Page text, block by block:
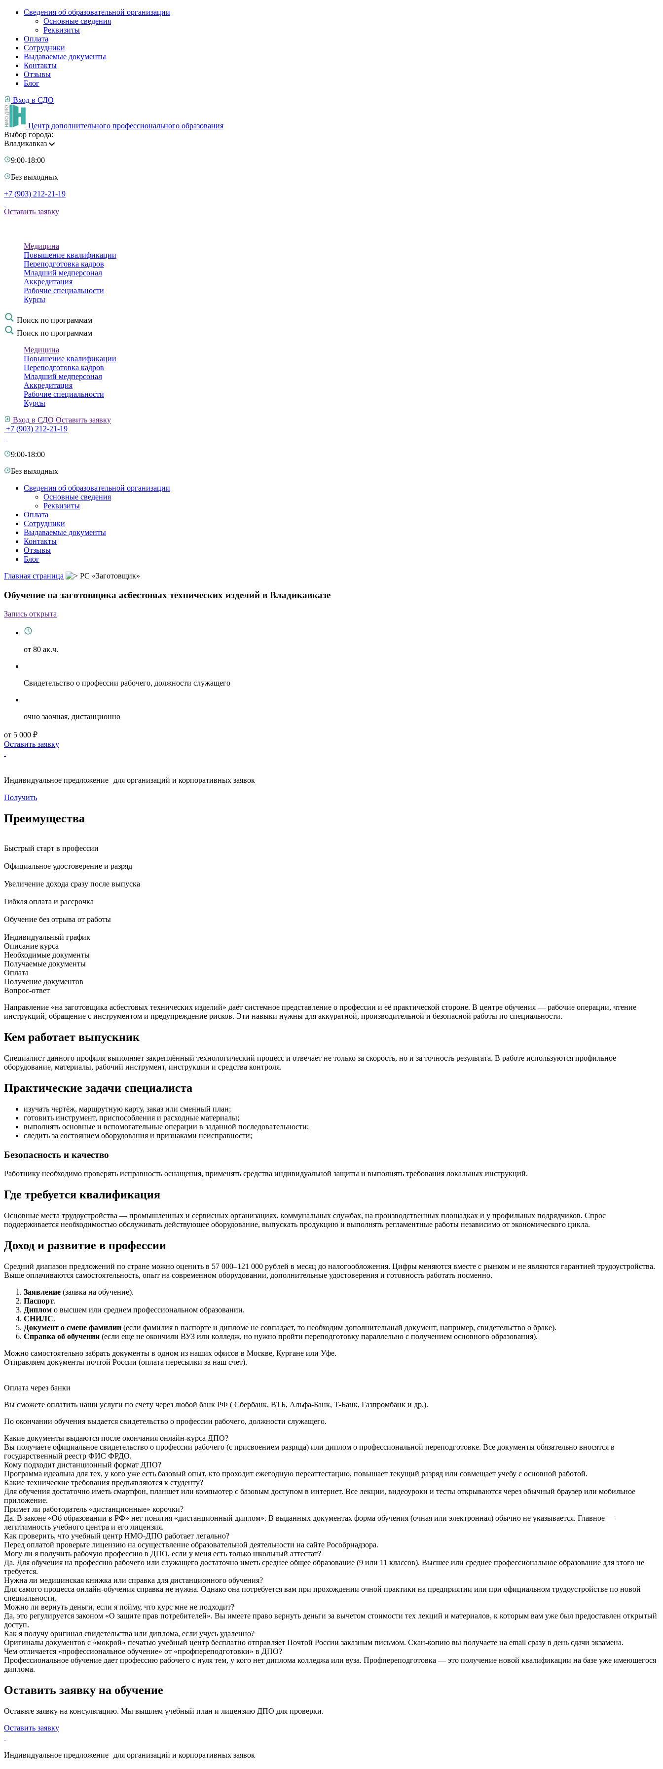
Сведения об образовательной организации
Основные сведения
Реквизиты
Оплата
Сотрудники
Выдаваемые документы
Контакты
Отзывы
Блог
Вход в СДО
Центр дополнительного профессионального образования
Выбор города:
Владикавказ
9:00-18:00
Без выходных
+7 (903) 212-21-19
Оставить заявку
Медицина
Повышение квалификации
Переподготовка кадров
Младший медперсонал
Аккредитация
Рабочие специальности
Курсы
Поиск по программам
Поиск по программам
Медицина
Повышение квалификации
Переподготовка кадров
Младший медперсонал
Аккредитация
Рабочие специальности
Курсы
Вход в СДО Оставить заявку
+7 (903) 212-21-19
9:00-18:00
Без выходных
Сведения об образовательной организации
Основные сведения
Реквизиты
Оплата
Сотрудники
Выдаваемые документы
Контакты
Отзывы
Блог
Главная страница
РС «Заготовщик»
Обучение на заготовщика асбестовых технических изделий в Владикавказе
Запись открыта
от 80 ак.ч.
Свидетельство о профессии рабочего, должности служащего
очно заочная, дистанционно
от 5 000 ₽
Оставить заявку
Индивидуальное предложение для организаций и корпоративных заявок
Получить
Преимущества
Быстрый старт в профессии
Официальное удостоверение и разряд
Увеличение дохода сразу после выпуска
Гибкая оплата и рассрочка
Обучение без отрыва от работы
Индивидуальный график
Описание курса
Необходимые документы
Получаемые документы
Оплата
Получение документов
Вопрос-ответ
Направление «на заготовщика асбестовых технических изделий» даёт системное представление о профессии и её практической стороне. В центре обучения — рабочие операции, чтение
инструкций, обращение с инструментом и предупреждение рисков. Эти навыки нужны для аккуратной, производительной и безопасной работы по специальности.
Кем работает выпускник
Специалист данного профиля выполняет закреплённый технологический процесс и отвечает не только за скорость, но и за точность результата. В работе используются профильное
оборудование, материалы, рабочий инструмент, инструкции и средства контроля.
Практические задачи специалиста
изучать чертёж, маршрутную карту, заказ или сменный план;
готовить инструмент, приспособления и расходные материалы;
выполнять основные и вспомогательные операции в заданной последовательности;
следить за состоянием оборудования и признаками неисправности;
Безопасность и качество
Работнику необходимо проверять исправность оснащения, применять средства индивидуальной защиты и выполнять требования локальных инструкций.
Где требуется квалификация
Основные места трудоустройства — промышленных и сервисных организациях, коммунальных службах, на производственных площадках и у профильных подрядчиков. Спрос
поддерживается необходимостью обслуживать действующее оборудование, выпускать продукцию и выполнять регламентные работы независимо от экономического цикла.
Доход и развитие в профессии
Средний диапазон предложений по стране можно оценить в 57 000–121 000 рублей в месяц до налогообложения. Цифры меняются вместе с рынком и не являются гарантией трудоустройства.
Выше оплачиваются самостоятельность, опыт на современном оборудовании, дополнительные удостоверения и готовность работать посменно.
Заявление (заявка на обучение).
Паспорт.
Диплом о высшем или среднем профессиональном образовании.
СНИЛС.
Документ о смене фамилии (если фамилия в паспорте и дипломе не совпадает, то необходим дополнительный документ, например, свидетельство о браке).
Справка об обучении (если еще не окончили ВУЗ или колледж, но нужно пройти переподготовку параллельно с получением основного образования).
Можно самостоятельно забрать документы в одном из наших офисов в Москве, Кургане или Уфе.
Отправляем документы почтой России (оплата пересылки за наш счет).
Оплата через банки
Вы сможете оплатить наши услуги по счету через любой банк РФ ( Сбербанк, ВТБ, Альфа-Банк, Т-Банк, Газпромбанк и др.).
По окончании обучения выдается свидетельство о профессии рабочего, должности служащего.
Какие документы выдаются после окончания онлайн-курса ДПО?
Вы получаете официальное свидетельство о профессии рабочего (с присвоением разряда) или диплом о профессиональной переподготовке. Все документы обязательно вносятся в
государственный реестр ФИС ФРДО.
Кому подходит дистанционный формат ДПО?
Программа идеальна для тех, у кого уже есть базовый опыт, кто проходит ежегодную переаттестацию, повышает текущий разряд или совмещает учебу с основной работой.
Какие технические требования предъявляются к студенту?
Для обучения достаточно иметь смартфон, планшет или компьютер с базовым доступом в интернет. Все лекции, видеоуроки и тесты открываются через обычный браузер или мобильное
приложение.
Примет ли работодатель «дистанционные» корочки?
Да. В законе «Об образовании в РФ» нет понятия «дистанционный диплом». В выданных документах форма обучения (очная или электронная) обычно не указывается. Главное —
легитимность учебного центра и его лицензия.
Как проверить, что учебный центр НМО-ДПО работает легально?
Перед оплатой проверьте лицензию на осуществление образовательной деятельности на сайте Рособрнадзора.
Могу ли я получить рабочую профессию в ДПО, если у меня есть только школьный аттестат?
Да. Для обучения на профессию рабочего или служащего достаточно иметь среднее общее образование (9 или 11 классов). Высшее или среднее профессиональное образование для этого не
требуется.
Нужна ли медицинская книжка или справка для дистанционного обучения?
Для самого процесса онлайн-обучения справка не нужна. Однако она потребуется вам при прохождении очной практики на предприятии или при официальном трудоустройстве по новой
специальности.
Можно ли вернуть деньги, если я пойму, что курс мне не подходит?
Да, это регулируется законом «О защите прав потребителей». Вы имеете право вернуть деньги за вычетом стоимости тех лекций и материалов, к которым вам уже был предоставлен открытый
доступ.
Как я получу оригинал свидетельства или диплома, если учусь удаленно?
Оригиналы документов с «мокрой» печатью учебный центр бесплатно отправляет Почтой России заказным письмом. Скан-копию вы получаете на email сразу в день сдачи экзамена.
Чем отличается «профессиональное обучение» от «профпереподготовки» в ДПО?
Профессиональное обучение дает профессию рабочего с нуля тем, у кого нет диплома колледжа или вуза. Профпереподготовка — это получение новой квалификации на базе уже имеющегося
диплома.
Оставить заявку на обучение
Оставьте заявку на консультацию. Мы вышлем учебный план и лицензию ДПО для проверки.
Оставить заявку
Индивидуальное предложение для организаций и корпоративных заявок